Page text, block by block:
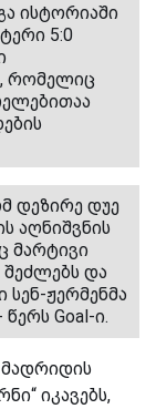
ისტორიაში
5:0
რომელიც
დეზირე დუე
აღნიშვნის
მარტივი
და
სენ-ჟერმენმა
Goal-ი.
მადრიდის
იკავებს,